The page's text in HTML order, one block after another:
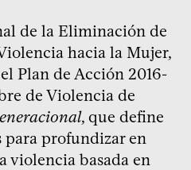
de la Eliminación de
hacia la Mujer,
Plan de Acción 2016-
de Violencia de
, que define
para profundizar en
violencia basada en